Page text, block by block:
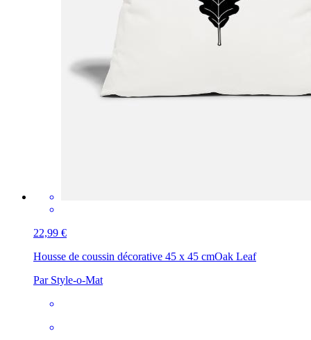
22,99 €
Housse de coussin décorative 45 x 45 cmOak Leaf
Par Style-o-Mat